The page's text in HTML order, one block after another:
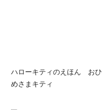
ハローキティのえほん おひ
めさまキティ